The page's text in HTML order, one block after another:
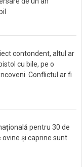
contondent, altul ar
cu bile, pe o
Conflictul ar fi
pentru 30 de
ovine și caprine sunt